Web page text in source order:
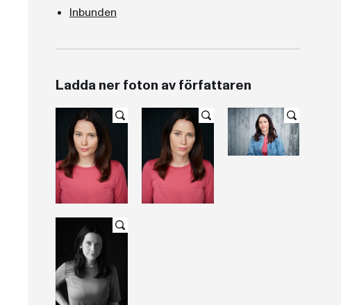
Inbunden
Ladda ner foton av författaren